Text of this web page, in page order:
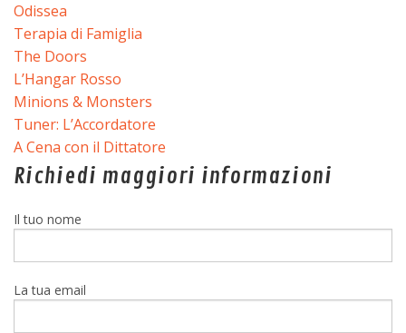
Odissea
Terapia di Famiglia
The Doors
L’Hangar Rosso
Minions & Monsters
Tuner: L’Accordatore
A Cena con il Dittatore
Richiedi maggiori informazioni
Il tuo nome
La tua email